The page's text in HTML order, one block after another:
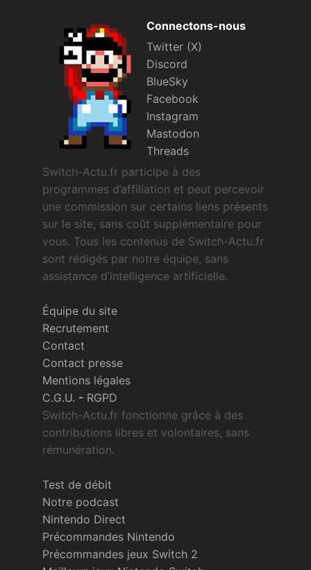
Connectons-nous
Twitter (X)
Discord
BlueSky
Facebook
Instagram
Mastodon
Threads
Switch-Actu.fr participe à des
programmes d’affiliation et peut percevoir
une commission sur certains liens présents
sur le site, sans coût supplémentaire pour
vous. Tous les contenus de Switch-Actu.fr
sont rédigés par notre équipe, sans
assistance d’intelligence artificielle.
Équipe du site
Recrutement
Contact
Contact presse
Mentions légales
C.G.U. - RGPD
Switch-Actu.fr fonctionne grâce à des
contributions libres et volontaires, sans
rémunération.
Test de débit
Notre podcast
Nintendo Direct
Précommandes Nintendo
Précommandes jeux Switch 2